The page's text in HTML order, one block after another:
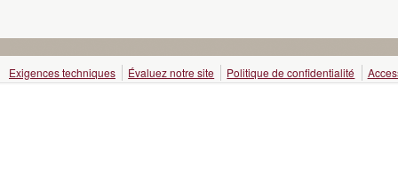
Exigences techniques Évaluez notre site Politique de confidentialité